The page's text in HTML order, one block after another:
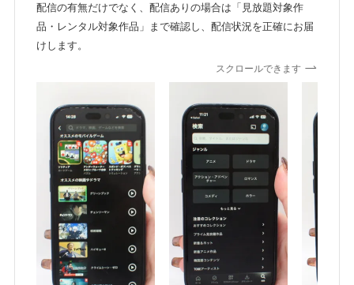
配信の有無だけでなく、配信ありの場合は「見放題対象作
品・レンタル対象作品」まで確認し、配信状況を正確にお届
けします。
スクロールできます